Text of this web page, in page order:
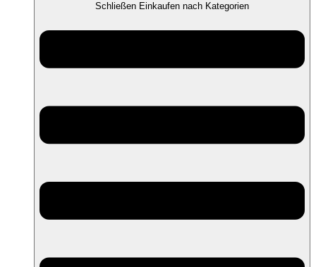
Schließen Einkaufen nach Kategorien